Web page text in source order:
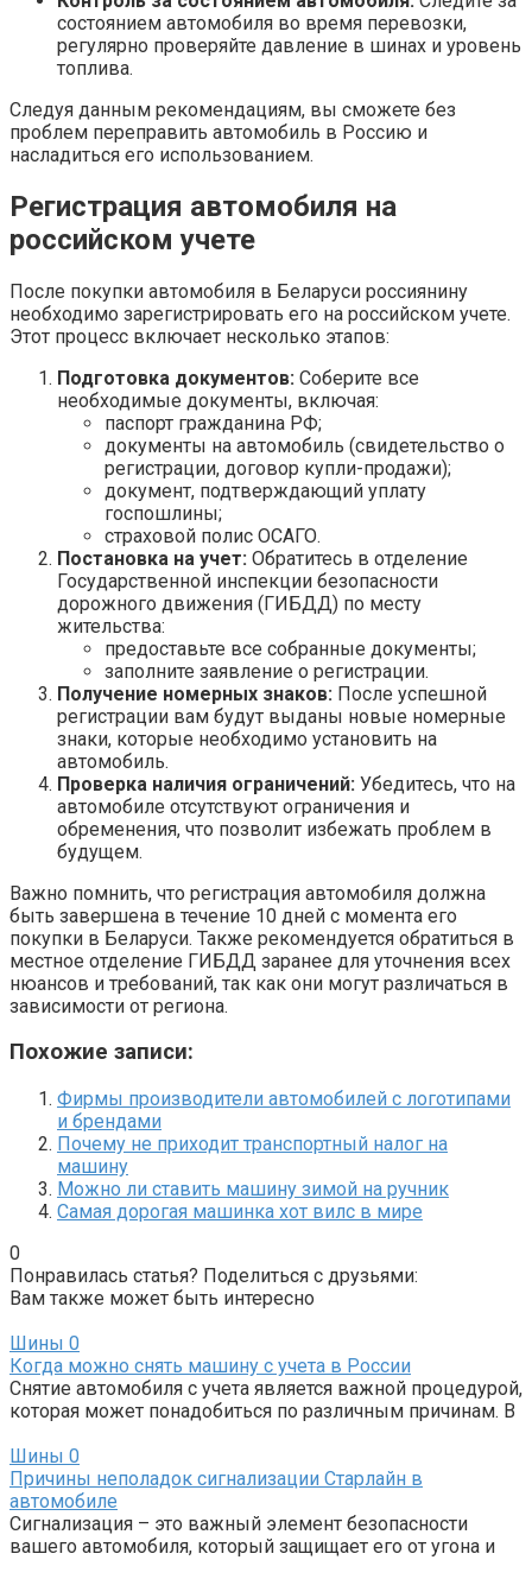
состоянием автомобиля во время перевозки,
регулярно проверяйте давление в шинах и уровень
топлива.
Следуя данным рекомендациям, вы сможете без
проблем переправить автомобиль в Россию и
насладиться его использованием.
Регистрация автомобиля на
российском учете
После покупки автомобиля в Беларуси россиянину
необходимо зарегистрировать его на российском учете.
Этот процесс включает несколько этапов:
Подготовка документов: Соберите все
необходимые документы, включая:
паспорт гражданина РФ;
документы на автомобиль (свидетельство о
регистрации, договор купли-продажи);
документ, подтверждающий уплату
госпошлины;
страховой полис ОСАГО.
Постановка на учет: Обратитесь в отделение
Государственной инспекции безопасности
дорожного движения (ГИБДД) по месту
жительства:
предоставьте все собранные документы;
заполните заявление о регистрации.
Получение номерных знаков: После успешной
регистрации вам будут выданы новые номерные
знаки, которые необходимо установить на
автомобиль.
Проверка наличия ограничений: Убедитесь, что на
автомобиле отсутствуют ограничения и
обременения, что позволит избежать проблем в
будущем.
Важно помнить, что регистрация автомобиля должна
быть завершена в течение 10 дней с момента его
покупки в Беларуси. Также рекомендуется обратиться в
местное отделение ГИБДД заранее для уточнения всех
нюансов и требований, так как они могут различаться в
зависимости от региона.
Похожие записи:
Фирмы производители автомобилей с логотипами
и брендами
Почему не приходит транспортный налог на
машину
Можно ли ставить машину зимой на ручник
Самая дорогая машинка хот вилс в мире
0
Понравилась статья? Поделиться с друзьями:
Вам также может быть интересно
Шины 0
Когда можно снять машину с учета в России
Снятие автомобиля с учета является важной процедурой,
которая может понадобиться по различным причинам. В
Шины 0
Причины неполадок сигнализации Старлайн в
автомобиле
Сигнализация – это важный элемент безопасности
вашего автомобиля, который защищает его от угона и